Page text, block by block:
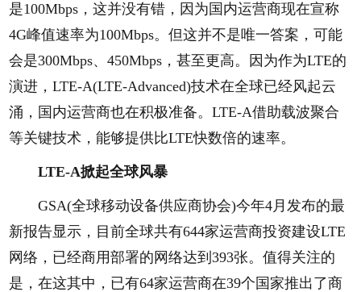
是100Mbps，这并没有错，因为国内运营商现在宣称
4G峰值速率为100Mbps。但这并不是唯一答案，可能
会是300Mbps、450Mbps，甚至更高。因为作为LTE的
演进，LTE-A(LTE-Advanced)技术在全球已经风起云
涌，国内运营商也在积极准备。LTE-A借助载波聚合
等关键技术，能够提供比LTE快数倍的速率。
LTE-A掀起全球风暴
GSA(全球移动设备供应商协会)今年4月发布的最
新报告显示，目前全球共有644家运营商投资建设LTE
网络，已经商用部署的网络达到393张。值得关注的
是，在这其中，已有64家运营商在39个国家推出了商